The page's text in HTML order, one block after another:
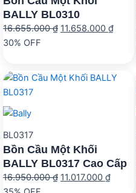
BALLY BL0310
16.655.000₫ Giá
16.655.000 ₫.
11.658.000 ₫Giá
30% OFF
BL0317
Bồn Cầu Một Khối
BALLY BL0317 Cao Cấp
16.950.000₫ Giá
11.017.000 ₫Giá